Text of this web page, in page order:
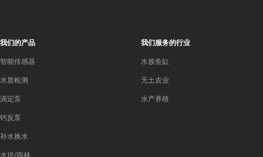
我们的产品
智能传感器
水质检测
滴定泵
钙反泵
补水换水
水培/雨林
我们服务的行业
水族鱼缸
无土农业
水产养殖